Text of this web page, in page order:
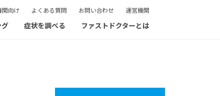
関向け よくある質問 お問い合わせ 運営機関
症状を調べる ファストドクターとは